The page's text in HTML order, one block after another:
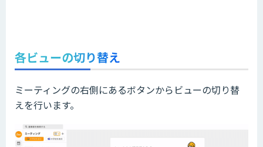
各ビューの切り替え
ミーティングの右側にあるボタンからビューの切り替
えを行います。